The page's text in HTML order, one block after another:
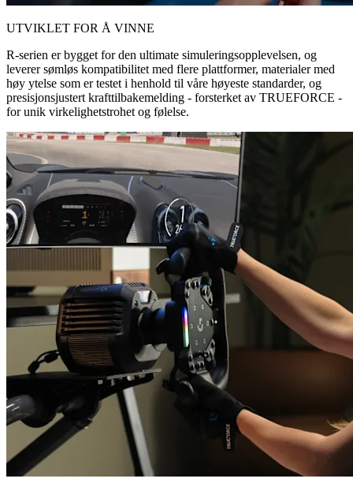
UTVIKLET FOR Å VINNE
R-serien er bygget for den ultimate simuleringsopplevelsen, og
leverer sømløs kompatibilitet med flere plattformer, materialer med
høy ytelse som er testet i henhold til våre høyeste standarder, og
presisjonsjustert krafttilbakemelding - forsterket av TRUEFORCE -
for unik virkelighetstrohet og følelse.